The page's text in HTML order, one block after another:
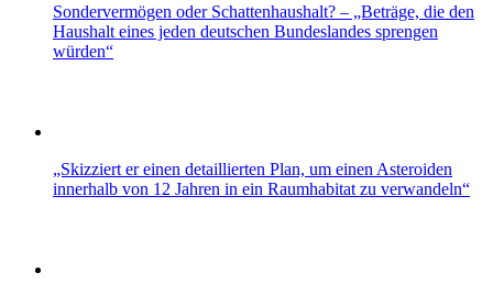
Sondervermögen oder Schattenhaushalt? – „Beträge, die den
Haushalt eines jeden deutschen Bundeslandes sprengen
würden“
„Skizziert er einen detaillierten Plan, um einen Asteroiden
innerhalb von 12 Jahren in ein Raumhabitat zu verwandeln“